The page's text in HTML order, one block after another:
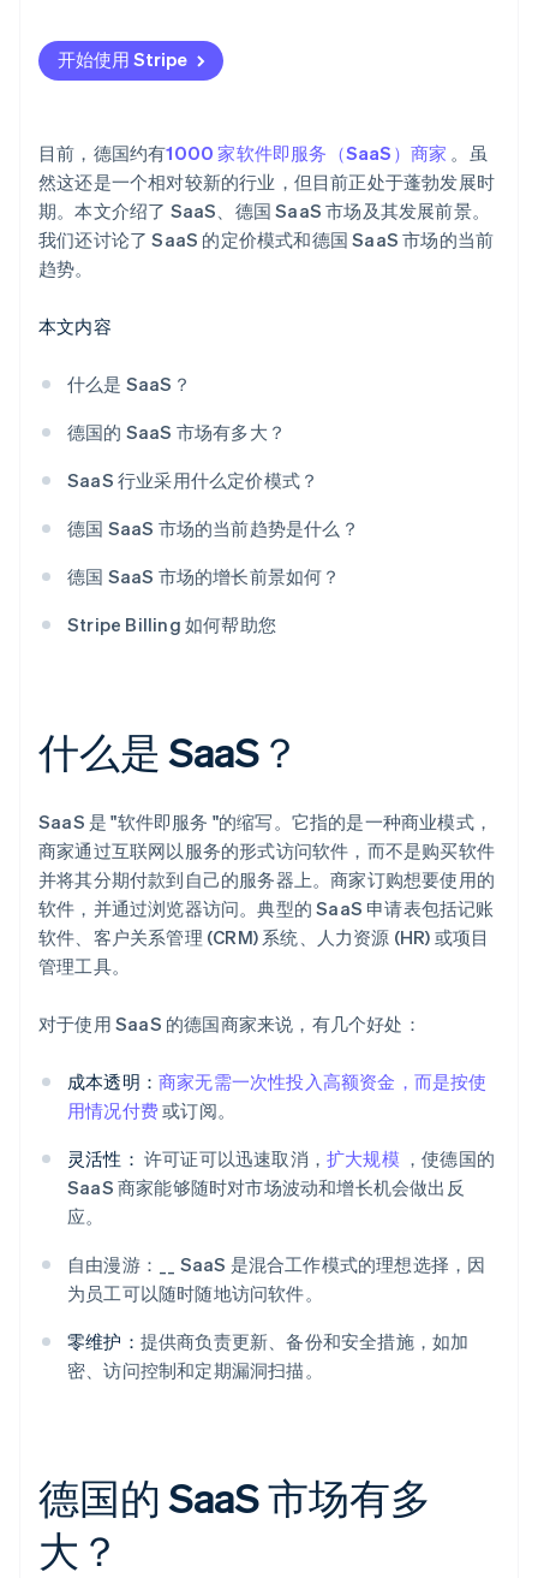
统一费率
免费增值模式
可持续性
开始使用 Stripe
目前，德国约有1000 家软件即服务（SaaS）商家 。虽
然这还是一个相对较新的行业，但目前正处于蓬勃发展时
期。本文介绍了 SaaS、德国 SaaS 市场及其发展前景。
我们还讨论了 SaaS 的定价模式和德国 SaaS 市场的当前
趋势。
本文内容
什么是 SaaS？
德国的 SaaS 市场有多大？
SaaS 行业采用什么定价模式？
德国 SaaS 市场的当前趋势是什么？
德国 SaaS 市场的增长前景如何？
Stripe Billing 如何帮助您
什么是 SaaS？
SaaS 是 "软件即服务 "的缩写。它指的是一种商业模式，
商家通过互联网以服务的形式访问软件，而不是购买软件
并将其分期付款到自己的服务器上。商家订购想要使用的
软件，并通过浏览器访问。典型的 SaaS 申请表包括记账
软件、客户关系管理 (CRM) 系统、人力资源 (HR) 或项目
管理工具。
对于使用 SaaS 的德国商家来说，有几个好处：
成本透明： 商家无需一次性投入高额资金，而是按使
用情况付费或订阅。
灵活性： 许可证可以迅速取消，扩大规模 ，使德国的
SaaS 商家能够随时对市场波动和增长机会做出反
应。
自由漫游：__ SaaS 是混合工作模式的理想选择，因
为员工可以随时随地访问软件。
零维护： 提供商负责更新、备份和安全措施，如加
密、访问控制和定期漏洞扫描。
德国的 SaaS 市场有多
大？